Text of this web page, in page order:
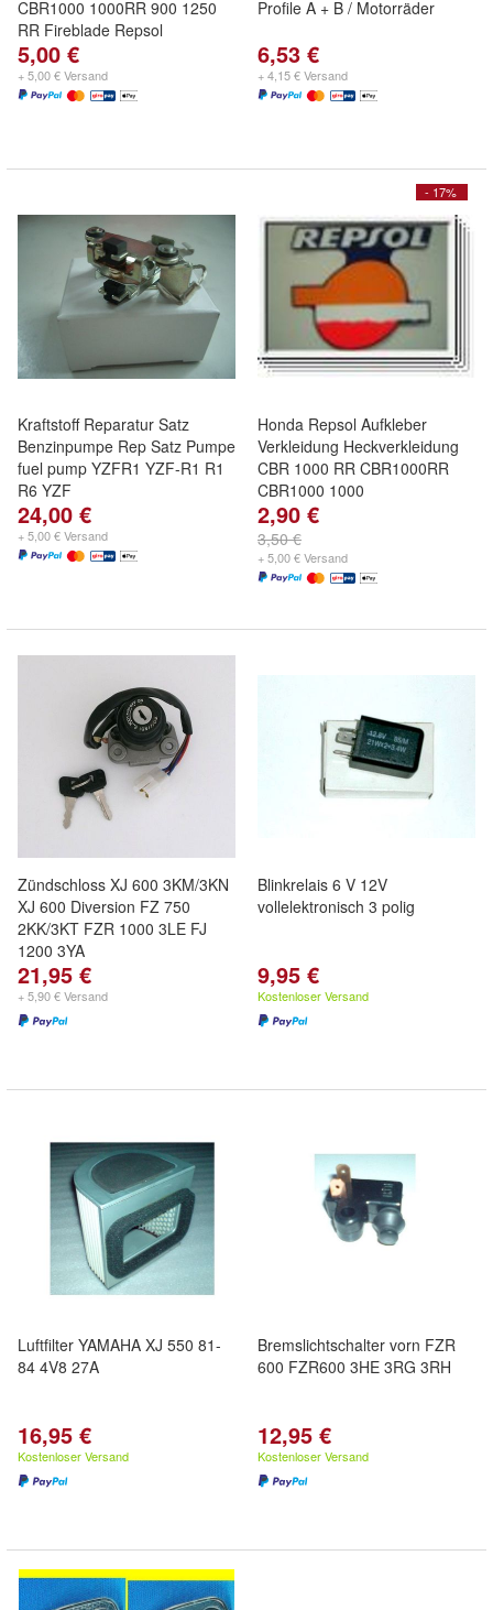
CBR1000 1000RR 900 1250
RR Fireblade Repsol
5,00 €
+ 5,00 € Versand
Profile A + B / Motorräder
6,53 €
+ 4,15 € Versand
Kraftstoff Reparatur Satz
Benzinpumpe Rep Satz Pumpe
fuel pump YZFR1 YZF-R1 R1
R6 YZF
24,00 €
+ 5,00 € Versand
- 17%
Honda Repsol Aufkleber
Verkleidung Heckverkleidung
CBR 1000 RR CBR1000RR
CBR1000 1000
2,90 €
3,50 €
+ 5,00 € Versand
Zündschloss XJ 600 3KM/3KN
XJ 600 Diversion FZ 750
2KK/3KT FZR 1000 3LE FJ
1200 3YA
21,95 €
+ 5,90 € Versand
Blinkrelais 6 V 12V
vollelektronisch 3 polig
9,95 €
Kostenloser Versand
Luftfilter YAMAHA XJ 550 81-
84 4V8 27A
16,95 €
Kostenloser Versand
Bremslichtschalter vorn FZR
600 FZR600 3HE 3RG 3RH
12,95 €
Kostenloser Versand